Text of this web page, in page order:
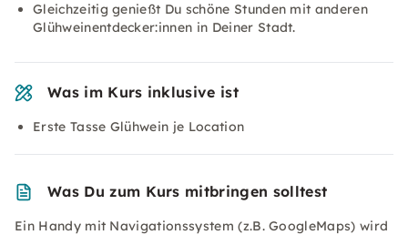
Gleichzeitig genießt Du schöne Stunden mit anderen
Glühweinentdecker:innen in Deiner Stadt.
Was im Kurs inklusive ist
Erste Tasse Glühwein je Location
Was Du zum Kurs mitbringen solltest
Ein Handy mit Navigationssystem (z.B. GoogleMaps) wird